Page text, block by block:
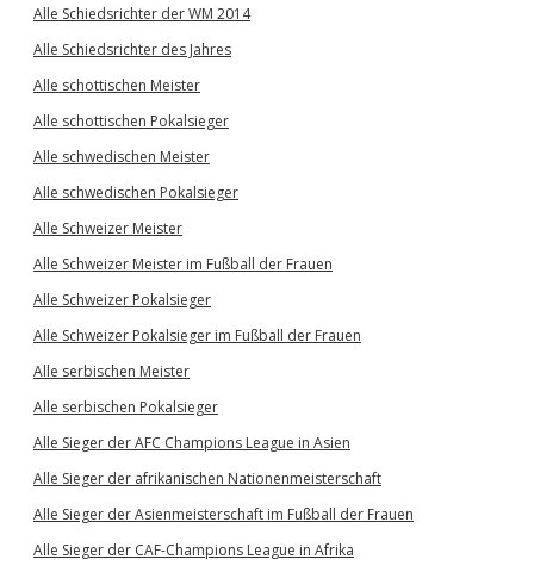
Alle Schiedsrichter der WM 2014
Alle Schiedsrichter des Jahres
Alle schottischen Meister
Alle schottischen Pokalsieger
Alle schwedischen Meister
Alle schwedischen Pokalsieger
Alle Schweizer Meister
Alle Schweizer Meister im Fußball der Frauen
Alle Schweizer Pokalsieger
Alle Schweizer Pokalsieger im Fußball der Frauen
Alle serbischen Meister
Alle serbischen Pokalsieger
Alle Sieger der AFC Champions League in Asien
Alle Sieger der afrikanischen Nationenmeisterschaft
Alle Sieger der Asienmeisterschaft im Fußball der Frauen
Alle Sieger der CAF-Champions League in Afrika